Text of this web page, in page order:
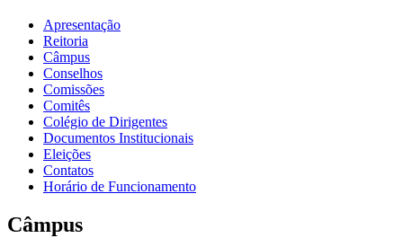
Apresentação
Reitoria
Câmpus
Conselhos
Comissões
Comitês
Colégio de Dirigentes
Documentos Institucionais
Eleições
Contatos
Horário de Funcionamento
Câmpus